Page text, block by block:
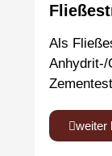
Als
Anhydrit-/
weiter